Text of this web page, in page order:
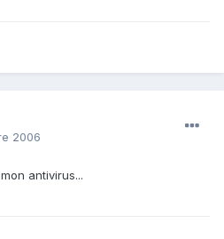
2006
antivirus...